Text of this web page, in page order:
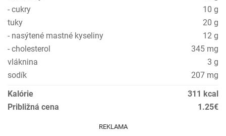
- cukry
10 g
tuky
20 g
- nasýtené mastné kyseliny
12 g
- cholesterol
345 mg
vláknina
3 g
sodík
207 mg
Kalórie
311 kcal
Približná cena
1.25€
REKLAMA